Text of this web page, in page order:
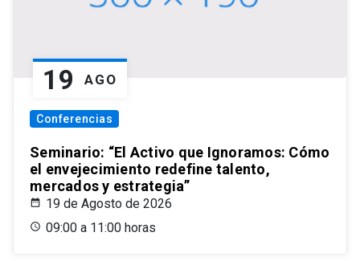
19 AGO
Conferencias
Seminario: “El Activo que Ignoramos: Cómo
el envejecimiento redefine talento,
mercados y estrategia”
19 de Agosto de 2026
09:00 a 11:00 horas